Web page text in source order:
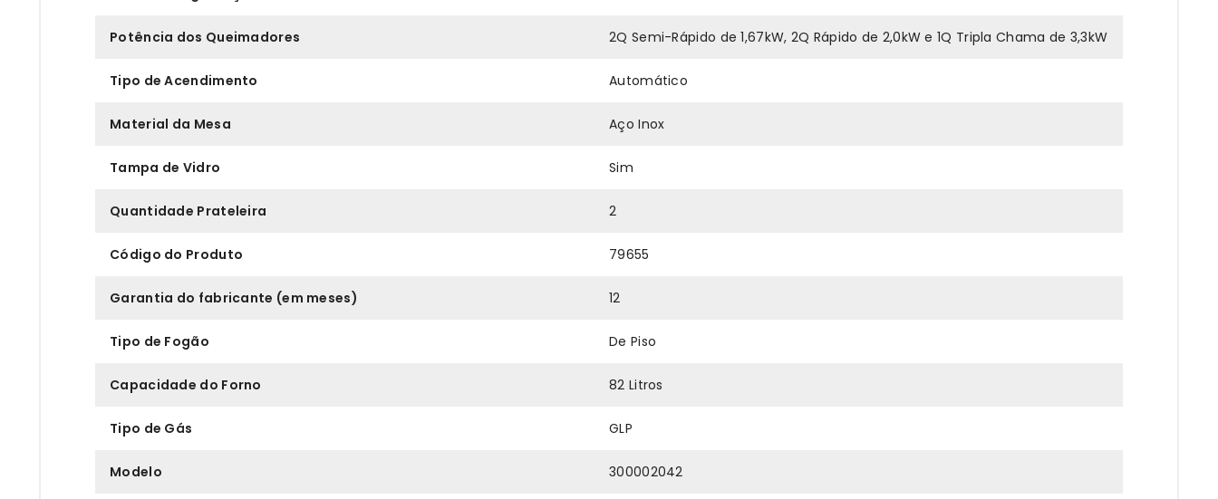
Potência dos Queimadores 2Q Semi-Rápido de 1,67kW, 2Q Rápido de 2,0kW e 1Q Tripla Chama de 3,3kW
Tipo de Acendimento Automático
Material da Mesa Aço Inox
Tampa de Vidro Sim
Quantidade Prateleira 2
Código do Produto 79655
Garantia do fabricante (em meses) 12
Tipo de Fogão De Piso
Capacidade do Forno 82 Litros
Tipo de Gás GLP
Modelo 300002042